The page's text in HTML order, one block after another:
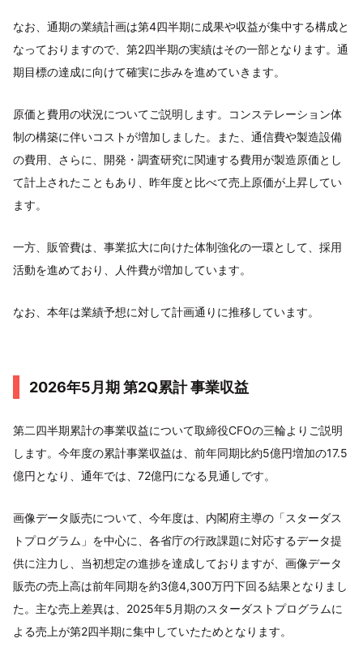
なお、通期の業績計画は第4四半期に成果や収益が集中する構成と
なっておりますので、第2四半期の実績はその一部となります。通
期目標の達成に向けて確実に歩みを進めていきます。
原価と費用の状況についてご説明します。コンステレーション体
制の構築に伴いコストが増加しました。また、通信費や製造設備
の費用、さらに、開発・調査研究に関連する費用が製造原価とし
て計上されたこともあり、昨年度と比べて売上原価が上昇してい
ます。
一方、販管費は、事業拡大に向けた体制強化の一環として、採用
活動を進めており、人件費が増加しています。
なお、本年は業績予想に対して計画通りに推移しています。
2026年5月期 第2Q累計 事業収益
第二四半期累計の事業収益について取締役CFOの三輪よりご説明
します。今年度の累計事業収益は、前年同期比約5億円増加の17.5
億円となり、通年では、72億円になる見通しです。
画像データ販売について、今年度は、内閣府主導の「スターダス
トプログラム」を中心に、各省庁の行政課題に対応するデータ提
供に注力し、当初想定の進捗を達成しておりますが、画像データ
販売の売上高は前年同期を約3億4,300万円下回る結果となりまし
た。主な売上差異は、2025年5月期のスターダストプログラムに
よる売上が第2四半期に集中していたためとなります。